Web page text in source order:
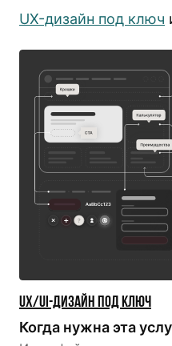
UX-дизайн под ключ
UX/UI-дизайн под ключ
Когда нужна эта